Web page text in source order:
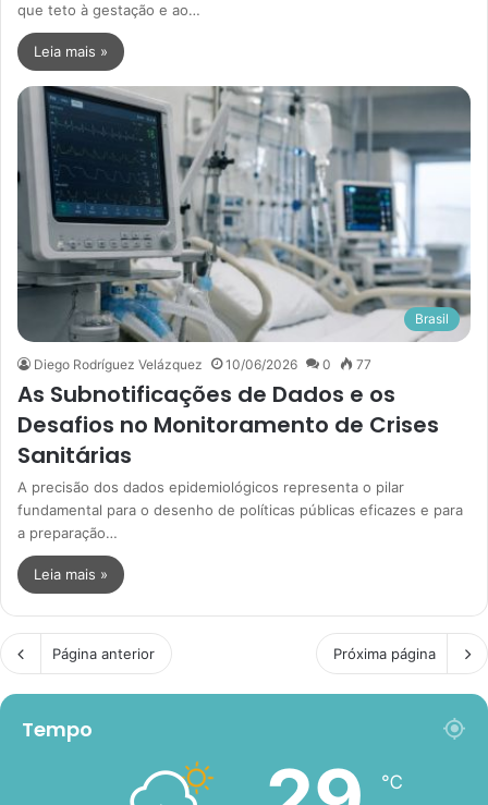
que teto à gestação e ao…
Leia mais »
Brasil
Diego Rodríguez Velázquez 10/06/2026 0 77
As Subnotificações de Dados e os
Desafios no Monitoramento de Crises
Sanitárias
A precisão dos dados epidemiológicos representa o pilar
fundamental para o desenho de políticas públicas eficazes e para
a preparação…
Leia mais »
Página anterior Próxima página
Tempo
℃